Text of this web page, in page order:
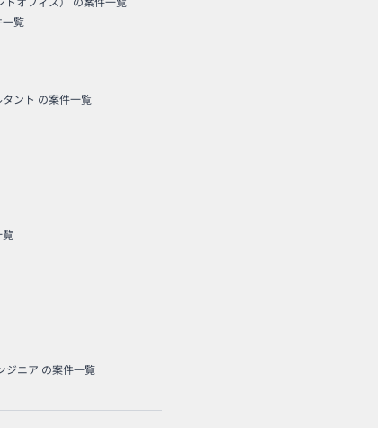
一覧
ント の案件一覧
覧
ジニア の案件一覧